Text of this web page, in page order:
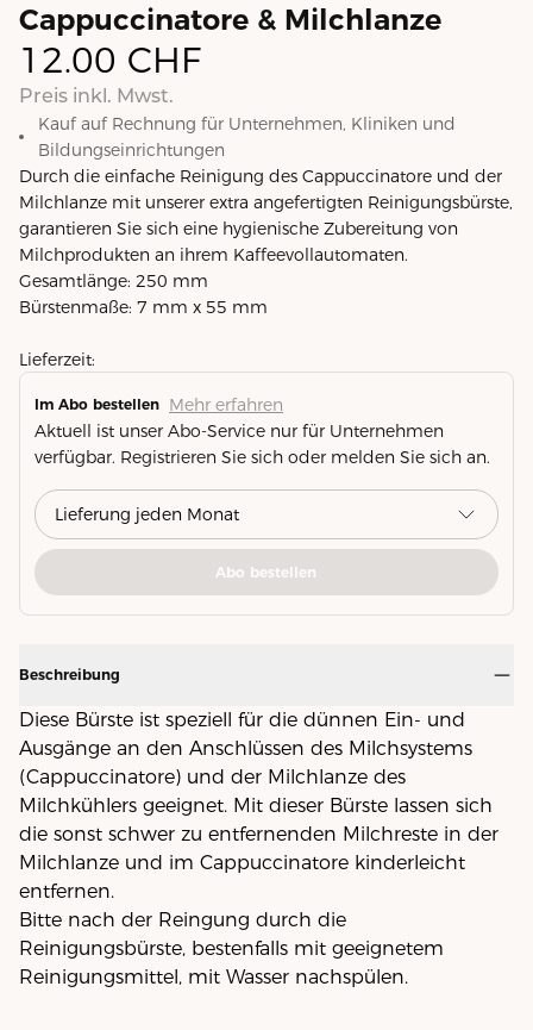
Cappuccinatore & Milchlanze
12.00 CHF
Preis inkl. Mwst.
Kauf auf Rechnung für Unternehmen, Kliniken und
Bildungseinrichtungen
Durch die einfache Reinigung des Cappuccinatore und der
Milchlanze mit unserer extra angefertigten Reinigungsbürste,
garantieren Sie sich eine hygienische Zubereitung von
Milchprodukten an ihrem Kaffeevollautomaten.
Gesamtlänge: 250 mm
Bürstenmaße: 7 mm x 55 mm
Lieferzeit:
Im Abo bestellen Mehr erfahren
Aktuell ist unser Abo-Service nur für Unternehmen
verfügbar. Registrieren Sie sich oder melden Sie sich an.
Abo bestellen
Beschreibung
Diese Bürste ist speziell für die dünnen Ein- und
Ausgänge an den Anschlüssen des Milchsystems
(Cappuccinatore) und der Milchlanze des
Milchkühlers geeignet. Mit dieser Bürste lassen sich
die sonst schwer zu entfernenden Milchreste in der
Milchlanze und im Cappuccinatore kinderleicht
entfernen.
Bitte nach der Reingung durch die
Reinigungsbürste, bestenfalls mit geeignetem
Reinigungsmittel, mit Wasser nachspülen.